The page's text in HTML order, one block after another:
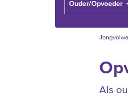
Ouder/Opvoeder
Als